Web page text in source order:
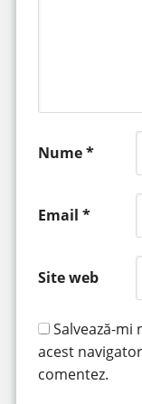
Nume*
Email *
Site web
Salvează-mi
acest
comentez.